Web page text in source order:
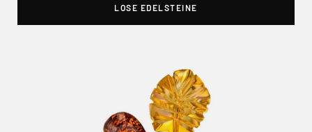
LOSE EDELSTEINE